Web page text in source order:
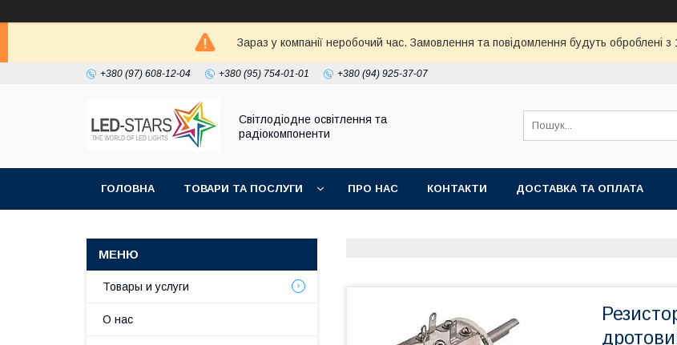
Зараз у компанії неробочий час. Замовлення та повідомлення будуть оброблені
+380 (97) 608-12-04 +380 (95) 754-01-01 +380 (94) 925-37-07
Світлодіодне освітлення та
радіокомпоненти
ГОЛОВНА ТОВАРИ ТА ПОСЛУГИ ПРО НАС КОНТАКТИ ДОСТАВКА ТА ОПЛАТА
Товары и услуги
О нас